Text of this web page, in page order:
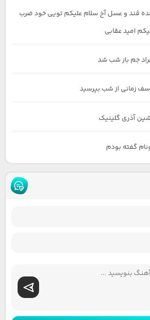
قند و عسل آخ سلام علیکم تویی خود ضرب
امید عقابی
جم باز شب شد
زمانی از شب بپرسید
آذری گلینیک
گفته بودم